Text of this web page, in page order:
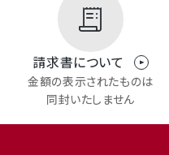
請求書について
金額の表示されたものは
同封いたしません